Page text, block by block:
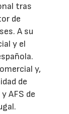
tras
de
A su
y el
y,
de
AFS de